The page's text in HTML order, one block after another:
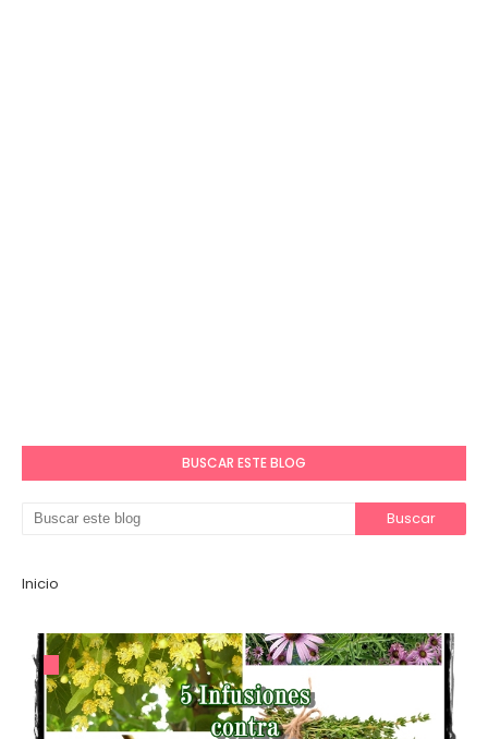
BUSCAR ESTE BLOG
Inicio